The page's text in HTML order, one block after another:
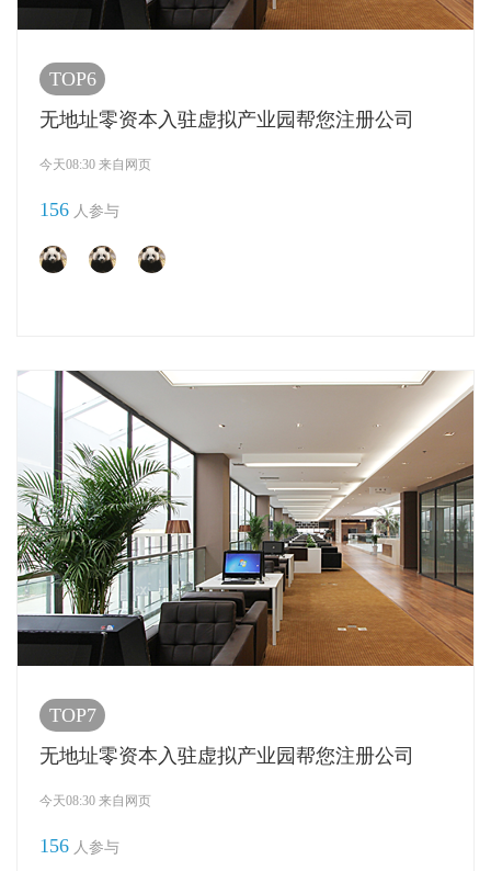
TOP6
无地址零资本入驻虚拟产业园帮您注册公司
今天08:30 来自网页
156 人参与
TOP7
无地址零资本入驻虚拟产业园帮您注册公司
今天08:30 来自网页
156 人参与